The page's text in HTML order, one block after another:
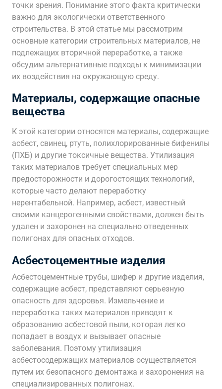
точки зрения. Понимание этого факта критически
важно для экологически ответственного
строительства. В этой статье мы рассмотрим
основные категории строительных материалов, не
подлежащих вторичной переработке, а также
обсудим альтернативные подходы к минимизации
их воздействия на окружающую среду.
Материалы, содержащие опасные
вещества
К этой категории относятся материалы, содержащие
асбест, свинец, ртуть, полихлорированные бифенилы
(ПХБ) и другие токсичные вещества. Утилизация
таких материалов требует специальных мер
предосторожности и дорогостоящих технологий,
которые часто делают переработку
нерентабельной. Например, асбест, известный
своими канцерогенными свойствами, должен быть
удален и захоронен на специально отведенных
полигонах для опасных отходов.
Асбестоцементные изделия
Асбестоцементные трубы, шифер и другие изделия,
содержащие асбест, представляют серьезную
опасность для здоровья. Измельчение и
переработка таких материалов приводят к
образованию асбестовой пыли, которая легко
попадает в воздух и вызывает опасные
заболевания. Поэтому утилизация
асбестосодержащих материалов осуществляется
путем их безопасного демонтажа и захоронения на
специализированных полигонах.